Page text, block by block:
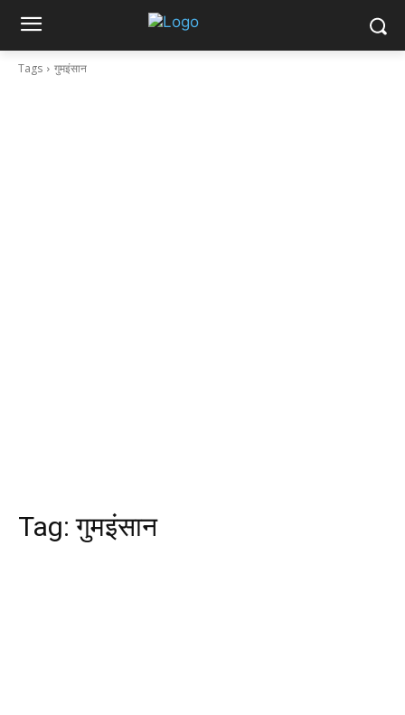
Tags गुमइंसान
Tag:गुमइंसान